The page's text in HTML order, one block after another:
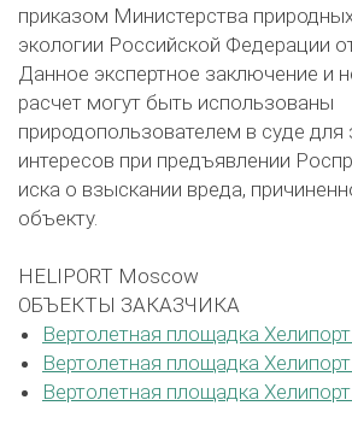
приказом Министерства
экологии Российской Федерации
Данное экспертное заключение и
расчет могут быть использованы
природопользователем в суде
интересов при предъявлении
иска о взыскании вреда,
объекту.
HELIPORT Moscow
ОБЪЕКТЫ ЗАКАЗЧИКА
Вертолетная площадка
Вертолетная площадка
Вертолетная площадка